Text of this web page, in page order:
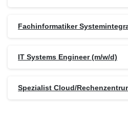
Fachinformatiker
IT Systems Engineer (m/w/d)
Spezialist Cloud/